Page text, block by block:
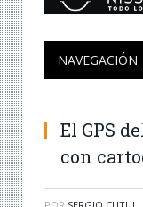
NAVEGACIÓN
El GPS
con